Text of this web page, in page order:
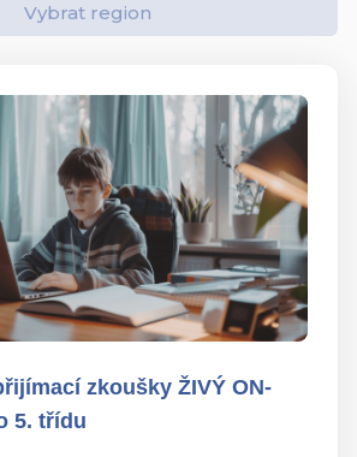
Vybrat region
zkoušky ŽIVÝ ON-
5. třídu